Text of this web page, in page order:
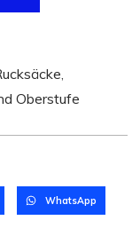
,
Oberstufe
WhatsApp